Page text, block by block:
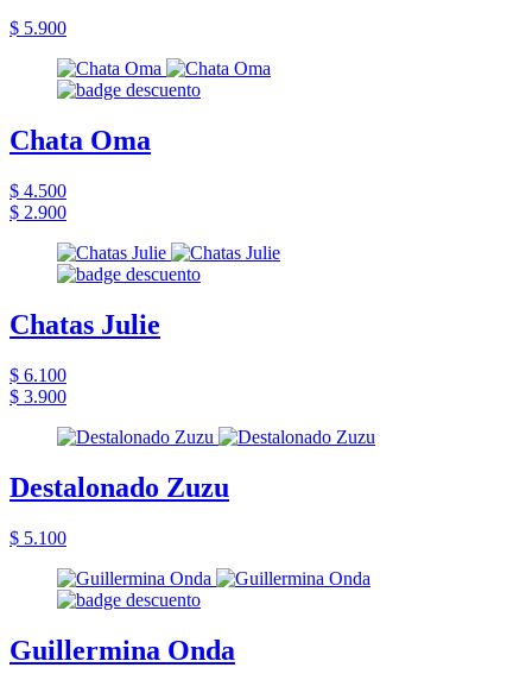
$ 5.900
Chata Oma
$ 4.500
$ 2.900
Chatas Julie
$ 6.100
$ 3.900
Destalonado Zuzu
$ 5.100
Guillermina Onda